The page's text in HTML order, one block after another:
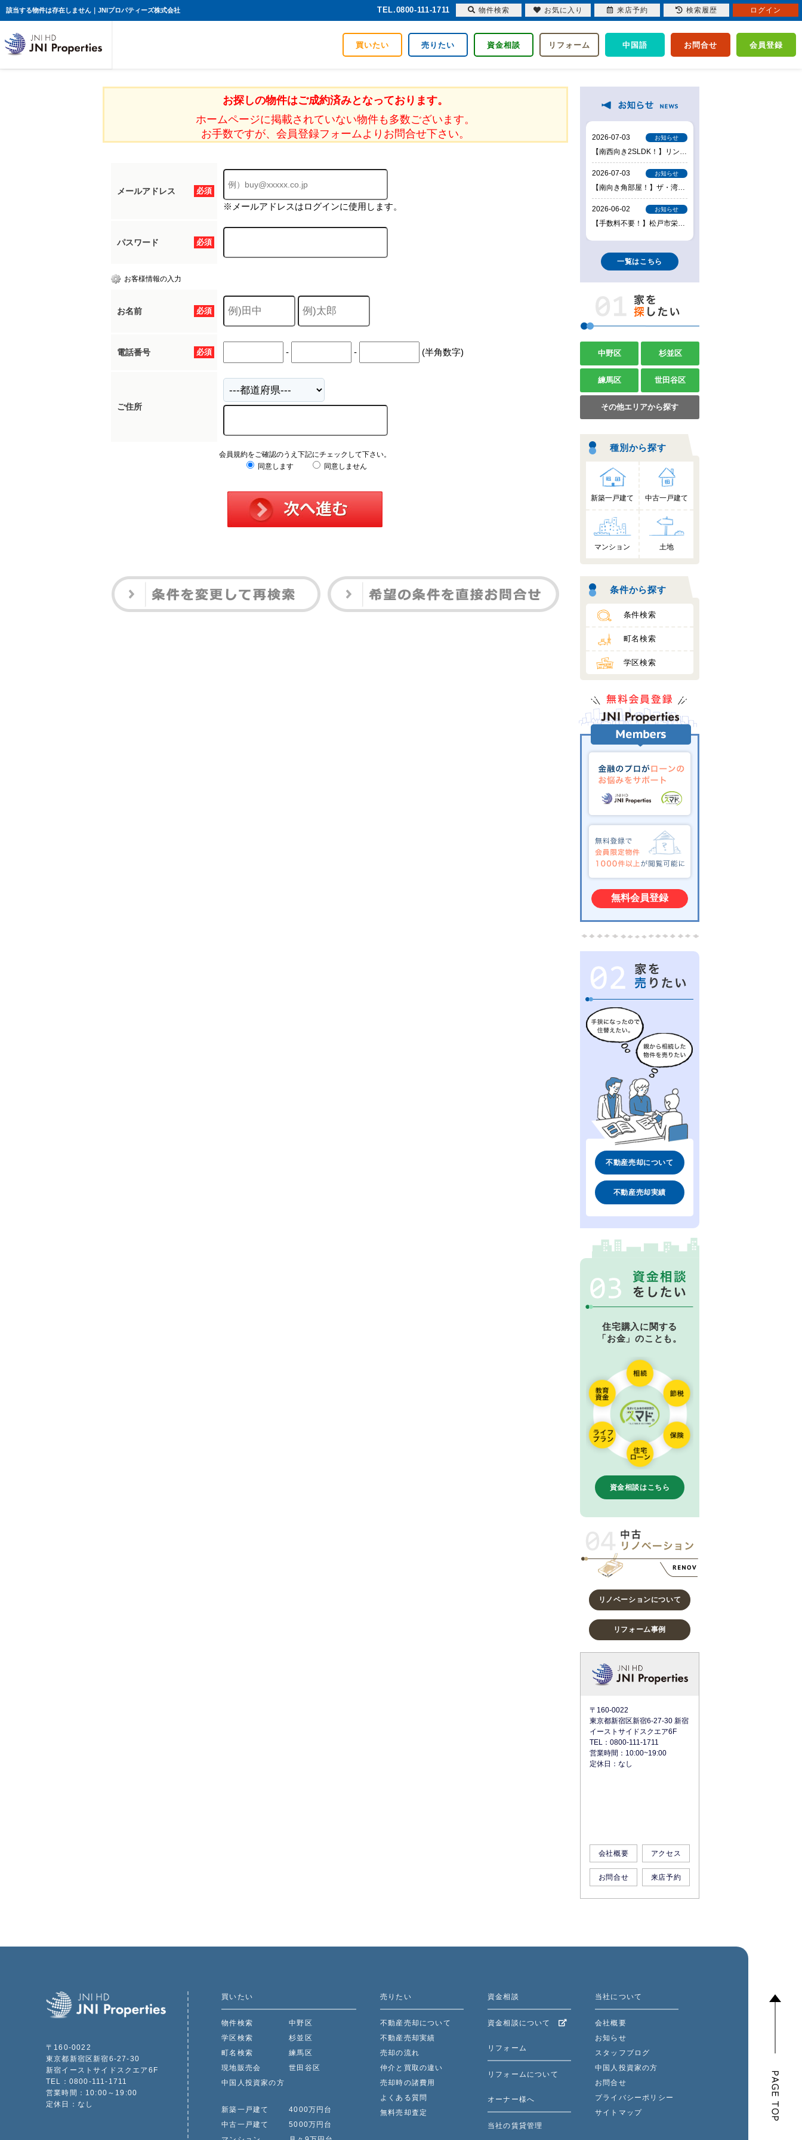
該当する物件は存在しません｜JNIプロパティーズ株式会社
買いたい 売りたい 資金相談 リフォーム 中国語 お問合せ 会員登録
お探しの物件はご成約済みとなっております。
ホームページに掲載されていない物件も多数ございます。
お手数ですが、会員登録フォームよりお問合せ下さい。
必須
メールアドレス
※メールアドレスはログインに使用します。
必須
パスワード
お客様情報の入力
必須
お名前
必須
電話番号 - - (半角数字)
ご住所
会員規約をご確認のうえ下記にチェックして下さい。
同意します
同意しません
一覧はこちら
中野区 杉並区
練馬区 世田谷区
その他エリアから探す
種別から探す
新築一戸建て 中古一戸建て
マンション 土地
条件から探す
条件検索
町名検索
学区検索
無料会員登録
不動産売却について
不動産売却実績
住宅購入に関する
「お金」のことも。
資金相談はこちら
リノベーションについて
リフォーム事例
〒160-0022
東京都新宿区新宿6-27-30 新宿
イーストサイドスクエア6F
TEL：0800-111-1711
営業時間：10:00~19:00
定休日：なし
会社概要 アクセス
お問合せ 来店予約
〒160-0022
東京都新宿区新宿6-27-30
新宿イーストサイドスクエア6F
TEL：0800-111-1711
営業時間：10:00～19:00
定休日：なし
買いたい
物件検索
学区検索
町名検索
現地販売会
中国人投資家の方
中野区
杉並区
練馬区
世田谷区
新築一戸建て
中古一戸建て
4000万円台
5000万円台
売りたい
不動産売却について
不動産売却実績
売却の流れ
仲介と買取の違い
売却時の諸費用
よくある質問
無料売却査定
資金相談
資金相談について
リフォーム
リフォームについて
オーナー様へ
当社の賃貸管理
当社について
会社概要
お知らせ
スタッフブログ
中国人投資家の方
お問合せ
プライバシーポリシー
サイトマップ
TEL.0800-111-1711 物件検索 お気に入り 来店予約 検索履歴 ログイン